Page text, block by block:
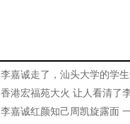
李嘉诚走了，汕头大学的学
香港宏福苑大火 让人看清了
李嘉诚红颜知己周凯旋露面